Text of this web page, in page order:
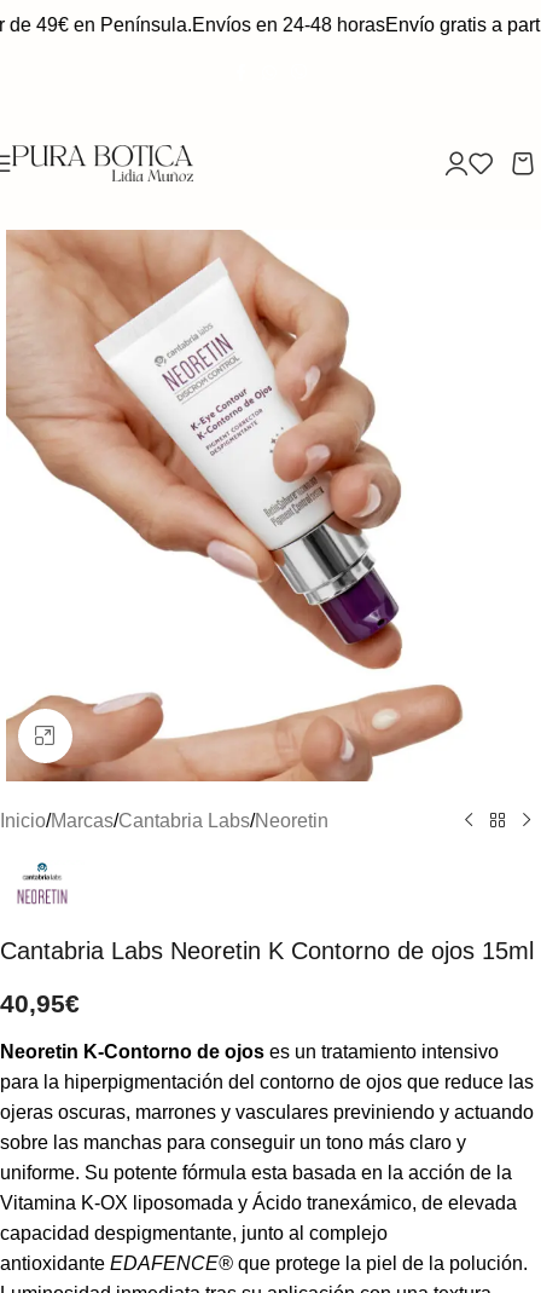
49€ en Península.Envíos en 24-48 horasEnvío gratis a
Clic para ampliar
Inicio/Marcas/Cantabria Labs/Neoretin
Cantabria Labs Neoretin K Contorno de ojos 15ml
40,95€
Neoretin K-Contorno de ojos es un tratamiento intensivo
para la hiperpigmentación del contorno de ojos que reduce las
ojeras oscuras, marrones y vasculares previniendo y actuando
sobre las manchas para conseguir un tono más claro y
uniforme. Su potente fórmula esta basada en la acción de la
Vitamina K-OX liposomada y Ácido tranexámico, de elevada
capacidad despigmentante, junto al complejo
antioxidante EDAFENCE® que protege la piel de la polución.